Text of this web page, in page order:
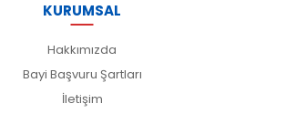
KURUMSAL
Hakkımızda
Bayi Başvuru Şartları
İletişim